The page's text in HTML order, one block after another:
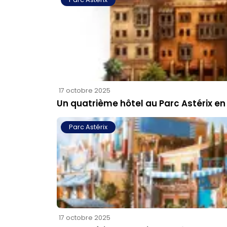
17 octobre 2025
Un quatrième hôtel au Parc Astérix en
Parc Astérix
17 octobre 2025